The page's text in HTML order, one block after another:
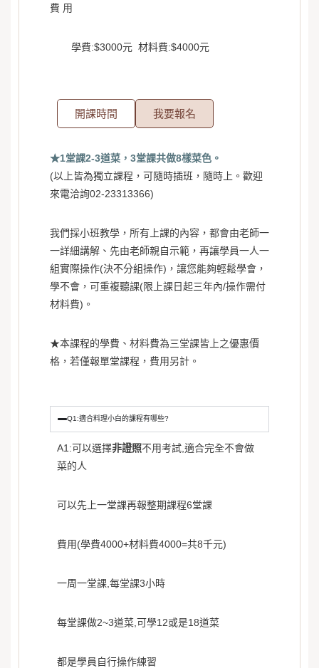
費 用
學費:$3000元 材料費:$4000元
開課時間 我要報名
★1堂課2-3道菜，3堂課共做8樣菜色。
(以上皆為獨立課程，可隨時插班，隨時上。歡迎
來電洽詢02-23313366)
我們採小班教學，所有上課的內容，都會由老師一
一詳細講解、先由老師親自示範，再讓學員一人一
組實際操作(決不分組操作)，讓您能夠輕鬆學會，
學不會，可重複聽課(限上課日起三年內/操作需付
材料費)。
★本課程的學費、材料費為三堂課皆上之優惠價
格，若僅報單堂課程，費用另計。
Q1:適合料理小白的課程有哪些?
A1:可以選擇非證照不用考試,適合完全不會做
菜的人
可以先上一堂課再報整期課程6堂課
費用(學費4000+材料費4000=共8千元)
一周一堂課,每堂課3小時
每堂課做2~3道菜,可學12或是18道菜
都是學員自行操作練習